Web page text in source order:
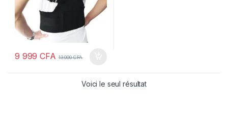
9 999CFA 13 000CFA
Voici le seul résultat